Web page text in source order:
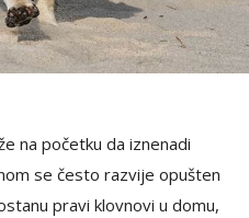
na početku da iznenadi
se često razvije opušten
pravi klovnovi u domu,